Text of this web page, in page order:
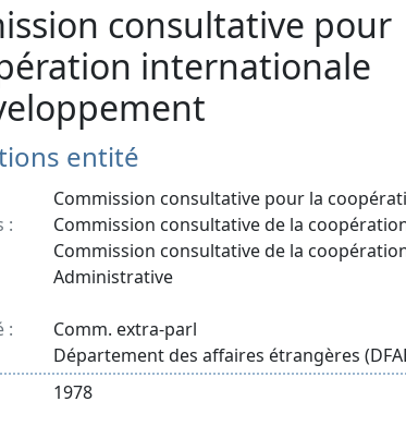
consultative pour
internationale
entité
Commission consultative pour la
:
Commission consultative de la
Commission consultative de la
Administrative
:
Comm. extra-parl
Département des affaires étrangères
1978